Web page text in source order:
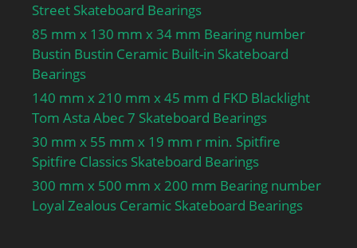
Street Skateboard Bearings
85 mm x 130 mm x 34 mm Bearing number
Bustin Bustin Ceramic Built-in Skateboard
Bearings
140 mm x 210 mm x 45 mm d FKD Blacklight
Tom Asta Abec 7 Skateboard Bearings
30 mm x 55 mm x 19 mm r min. Spitfire
Spitfire Classics Skateboard Bearings
300 mm x 500 mm x 200 mm Bearing number
Loyal Zealous Ceramic Skateboard Bearings